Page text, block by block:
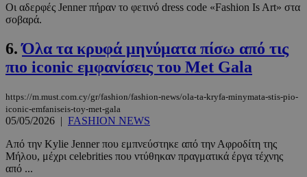
Οι αδερφές Jenner πήραν το φετινό dress code «Fashion Is Art» στα
σοβαρά.
6.Όλα τα κρυφά μηνύματα πίσω από τις
πιο iconic εμφανίσεις του Met Gala
https://m.must.com.cy/gr/fashion/fashion-news/ola-ta-kryfa-minymata-stis-pio-
iconic-emfaniseis-toy-met-gala
05/05/2026 | FASHION NEWS
Από την Kylie Jenner που εμπνεύστηκε από την Αφροδίτη της
Μήλου, μέχρι celebrities που ντύθηκαν πραγματικά έργα τέχνης
από ...